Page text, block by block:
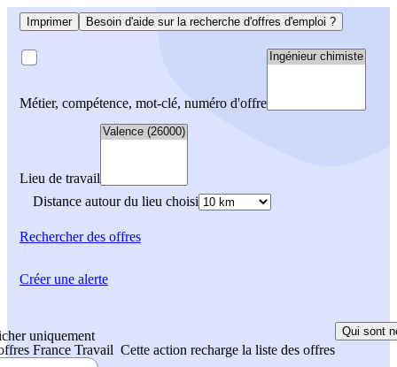
Imprimer Besoin d'aide sur la recherche d'offres d'emploi ?
Métier, compétence, mot-clé, numéro d'offre
Lieu de travail
Distance autour du lieu choisi
Rechercherdes offres
uniquement
France Travail Cette action recharge la liste des offres
Qui sont
Créer une alerte